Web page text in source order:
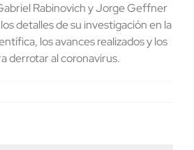
Rabinovich y Jorge Geffner
detalles de su investigación en la
los avances realizados y los
derrotar al coronavirus.